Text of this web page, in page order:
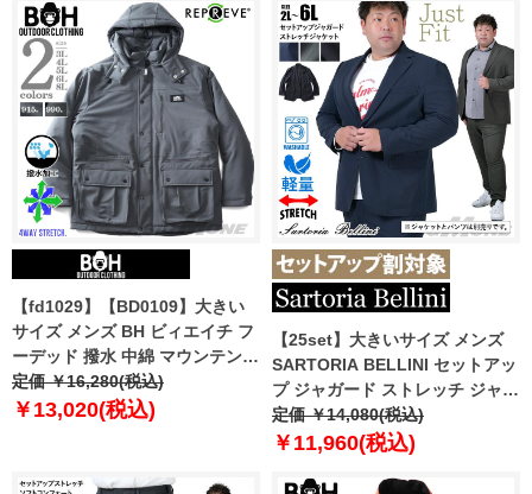
【fd1029】【BD0109】大きい
サイズ メンズ BH ビィエイチ フ
ーデッド 撥水 中綿 マウンテンパ
ーカー 4WAYストレッチ bhb-
240501
定価 ￥16,280(税込)
￥13,020(税込)
【25set】大きいサイズ メンズ
SARTORIA BELLINI セットアッ
プ ジャガード ストレッチ ジャケ
ット ジャストフィット 軽量 ウォ
ッシャブル イージーケア ライフ
定価 ￥14,080(税込)
￥11,960(税込)